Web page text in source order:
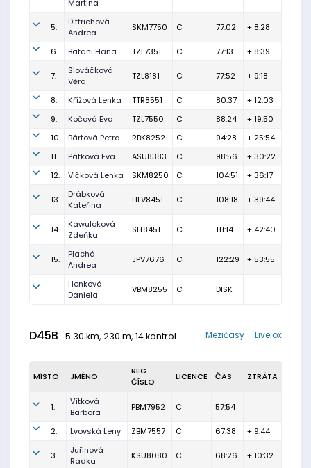
Martina
5.
Dittrichová
Andrea
SKM7750 C 77:02 + 8:28
6. Batani Hana TZL7351 C 77:13 + 8:39
7.
Slováčková
Věra
TZL8181 C 77:52 + 9:18
8. Křížová Lenka TTR8551 C 80:37
+ 12:03
9.
Kočová Eva TZL7550 C 88:24
+ 19:50
10.
Bártová Petra RBK8252 C 94:28
+ 25:54
11.
Pátková Eva ASU8383 C 98:56
+ 30:22
12.
Vlčková Lenka SKM8250 C 104:51 + 36:17
13.
Drábková
Kateřina
HLV8451 C 108:18 + 39:44
14.
Kawuloková
Zdeňka
SIT8451 C 111:14 + 42:40
15.
Plachá
Andrea
JPV7676 C 122:29 + 53:55
Henková
Daniela
VBM8255 C DISK
D45B 5.30 km, 230 m, 14 kontrol Livelox
Mezičasy
MÍSTO JMÉNO
REG.
ČÍSLO
LICENCE ČAS ZTRÁTA
1.
Vítková
Barbora
PBM7952 C 57:54
2. Lvovská Leny ZBM7557 C 67:38 + 9:44
3.
Juřinová
Radka
KSU8080 C 68:26 + 10:32